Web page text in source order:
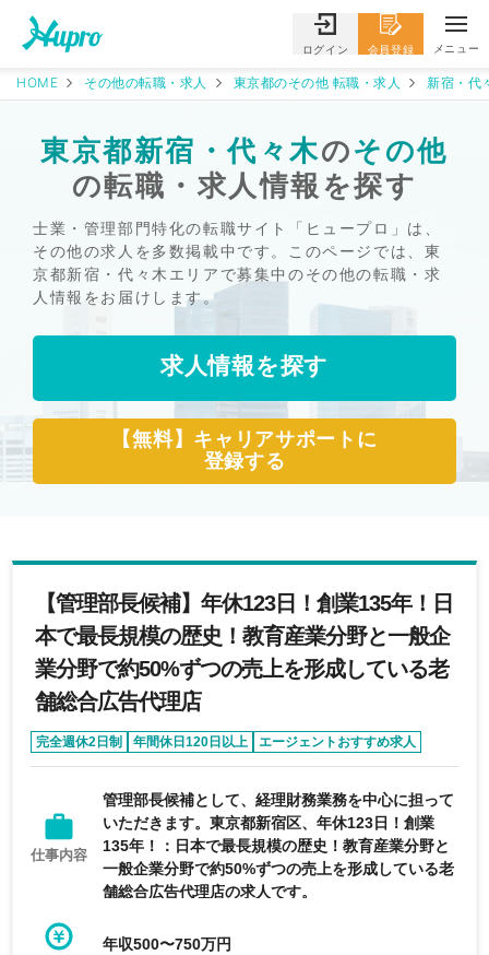
ログイン 会員登録 メニュー
HOME その他の転職・求人 東京都のその他 転職・求人 新宿・代
東京都新宿・代々木のその他
の転職・求人情報を探す
士業・管理部門特化の転職サイト「ヒュープロ」は、
その他の求人を多数掲載中です。このページでは、東
京都新宿・代々木エリアで募集中のその他の転職・求
人情報をお届けします。
求人情報を探す
【無料】キャリアサポートに
登録する
【管理部長候補】年休123日！創業135年！日
本で最長規模の歴史！教育産業分野と一般企
業分野で約50%ずつの売上を形成している老
舗総合広告代理店
完全週休2日制 年間休日120日以上 エージェントおすすめ求人
仕事内容
管理部長候補として、経理財務業務を中心に担って
いただきます。東京都新宿区、年休123日！創業
135年！：日本で最長規模の歴史！教育産業分野と
一般企業分野で約50%ずつの売上を形成している老
舗総合広告代理店の求人です。
年収500〜750万円